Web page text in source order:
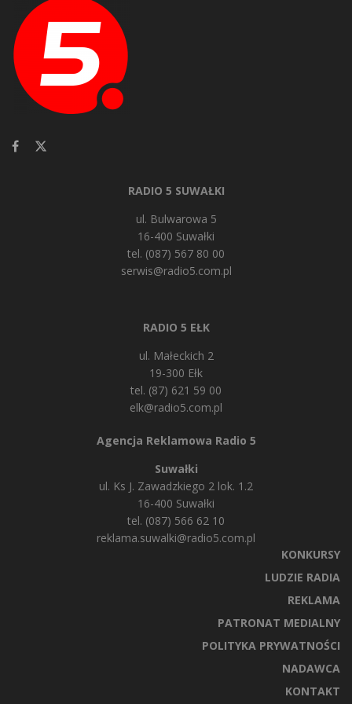
RADIO 5 SUWAŁKI
ul. Bulwarowa 5
16-400 Suwałki
tel. (087) 567 80 00
serwis@radio5.com.pl
RADIO 5 EŁK
ul. Małeckich 2
19-300 Ełk
tel. (87) 621 59 00
elk@radio5.com.pl
Agencja Reklamowa Radio 5
Suwałki
ul. Ks J. Zawadzkiego 2 lok. 1.2
16-400 Suwałki
tel. (087) 566 62 10
reklama.suwalki@radio5.com.pl
KONKURSY
LUDZIE RADIA
REKLAMA
PATRONAT MEDIALNY
POLITYKA PRYWATNOŚCI
NADAWCA
KONTAKT